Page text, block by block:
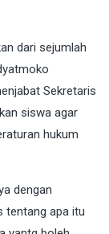
dari sejumlah
Sekretaris
siswa agar
hukum
dengan
tentang apa itu